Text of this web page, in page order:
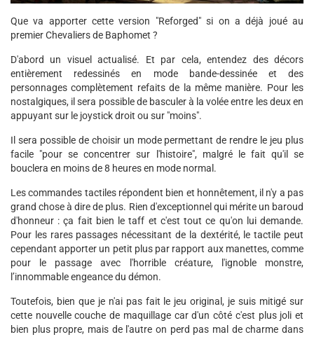
Que va apporter cette version "Reforged" si on a déjà joué au
premier Chevaliers de Baphomet ?
D'abord un visuel actualisé. Et par cela, entendez des décors
entièrement redessinés en mode bande-dessinée et des
personnages complètement refaits de la même manière. Pour les
nostalgiques, il sera possible de basculer à la volée entre les deux en
appuyant sur le joystick droit ou sur "moins".
Il sera possible de choisir un mode permettant de rendre le jeu plus
facile "pour se concentrer sur l'histoire", malgré le fait qu'il se
bouclera en moins de 8 heures en mode normal.
Les commandes tactiles répondent bien et honnêtement, il n'y a pas
grand chose à dire de plus. Rien d'exceptionnel qui mérite un baroud
d'honneur : ça fait bien le taff et c'est tout ce qu'on lui demande.
Pour les rares passages nécessitant de la dextérité, le tactile peut
cependant apporter un petit plus par rapport aux manettes, comme
pour le passage avec l'horrible créature, l'ignoble monstre,
l’innommable engeance du démon.
Toutefois, bien que je n'ai pas fait le jeu original, je suis mitigé sur
cette nouvelle couche de maquillage car d'un côté c'est plus joli et
bien plus propre, mais de l'autre on perd pas mal de charme dans